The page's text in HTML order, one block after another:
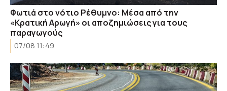
Φωτιά στο νότιο Ρέθυμνο: Μέσα από την
«Κρατική Αρωγή» οι αποζημιώσεις για τους
παραγωγούς
07/08 11:49